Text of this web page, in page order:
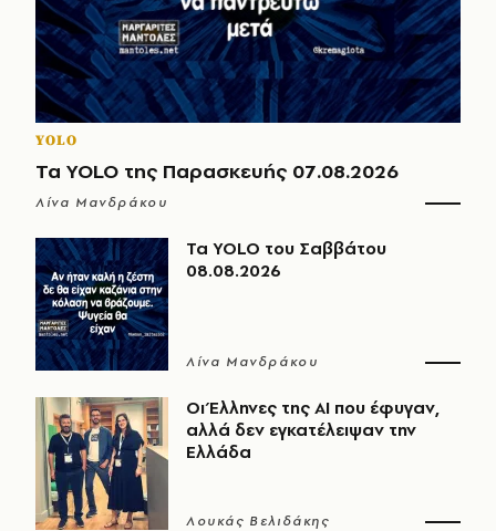
YOLO
Τα YOLO της Παρασκευής 07.08.2026
Λίνα Μανδράκου
Τα YOLO του Σαββάτου
08.08.2026
Λίνα Μανδράκου
Οι Έλληνες της ΑΙ που έφυγαν,
αλλά δεν εγκατέλειψαν την
Ελλάδα
Λουκάς Βελιδάκης